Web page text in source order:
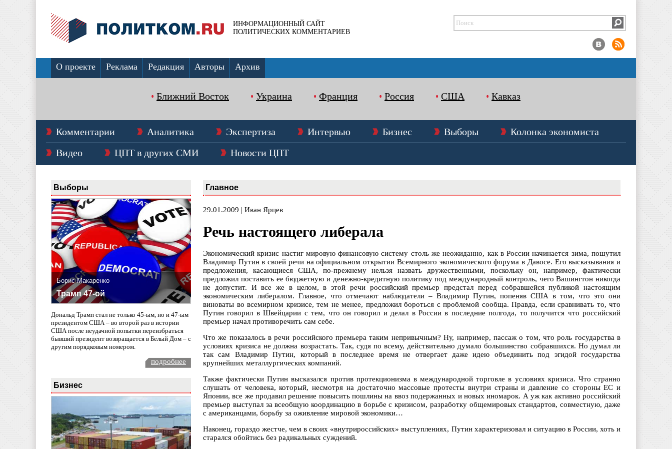
ИНФОРМАЦИОННЫЙ САЙТ
ПОЛИТИЧЕСКИХ КОММЕНТАРИЕВ
О проекте Реклама Редакция Авторы Архив
Ближний Восток Украина Франция Россия США Кавказ
Комментарии Аналитика Экспертиза Интервью Бизнес Выборы
Колонка экономиста
Видео
ЦПТ в других СМИ Новости ЦПТ
Выборы
Борис Макаренко
Трамп 47-ой
Дональд Трамп стал не только 45-ым, но и 47-ым
президентом США – во второй раз в истории
США после неудачной попытки переизбраться
бывший президент возвращается в Белый Дом – с
другим порядковым номером.
подробнее
Бизнес
Главное
29.01.2009 | Иван Ярцев
Речь настоящего либерала
Экономический кризис настиг мировую финансовую систему столь же неожиданно, как в России начинается зима, пошутил
Владимир Путин в своей речи на официальном открытии Всемирного экономического форума в Давосе. Его высказывания и
предложения, касающиеся США, по-прежнему нельзя назвать дружественными, поскольку он, например, фактически
предложил поставить ее бюджетную и денежно-кредитную политику под международный контроль, чего Вашингтон никогда
не допустит. И все же в целом, в этой речи российский премьер предстал перед собравшейся публикой настоящим
экономическим либералом. Главное, что отмечают наблюдатели – Владимир Путин, попеняв США в том, что это они
виноваты во всемирном кризисе, тем не менее, предложил бороться с проблемой сообща. Правда, если сравнивать то, что
Путин говорил в Швейцарии с тем, что он говорил и делал в России в последние полгода, то получится что российский
премьер начал противоречить сам себе.
Что же показалось в речи российского премьера таким непривычным? Ну, например, пассаж о том, что роль государства в
условиях кризиса не должна возрастать. Так, судя по всему, действительно думало большинство собравшихся. Но думал ли
так сам Владимир Путин, который в последнее время не отвергает даже идею объединить под эгидой государства
крупнейших металлургических компаний.
Также фактически Путин высказался против протекционизма в международной торговле в условиях кризиса. Что странно
слушать от человека, который, несмотря на достаточно массовые протесты внутри страны и давление со стороны ЕС и
Японии, все же продавил решение повысить пошлины на ввоз подержанных и новых иномарок. А уж как активно российский
премьер выступал за всеобщую координацию в борьбе с кризисом, разработку общемировых стандартов, совместную, даже
с американцами, борьбу за оживление мировой экономики…
Наконец, гораздо жестче, чем в своих «внутрироссийских» выступлениях, Путин характеризовал и ситуацию в России, хоть и
старался обойтись без радикальных суждений.